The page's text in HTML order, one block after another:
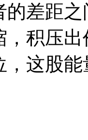
的差距
，积压
，这股